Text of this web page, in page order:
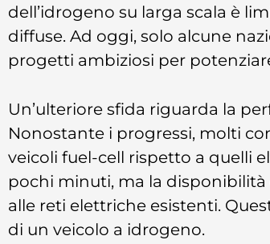
dell’idrogeno su larga scala è
diffuse. Ad oggi, solo alcune
progetti ambiziosi per
Un’ulteriore sfida riguarda la
Nonostante i progressi, molti
veicoli fuel-cell rispetto a quelli
pochi minuti, ma la
alle reti elettriche esistenti.
di un veicolo a idrogeno.